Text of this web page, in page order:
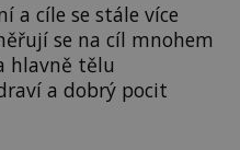
a cíle se stále více
se na cíl mnohem
hlavně tělu
a dobrý pocit